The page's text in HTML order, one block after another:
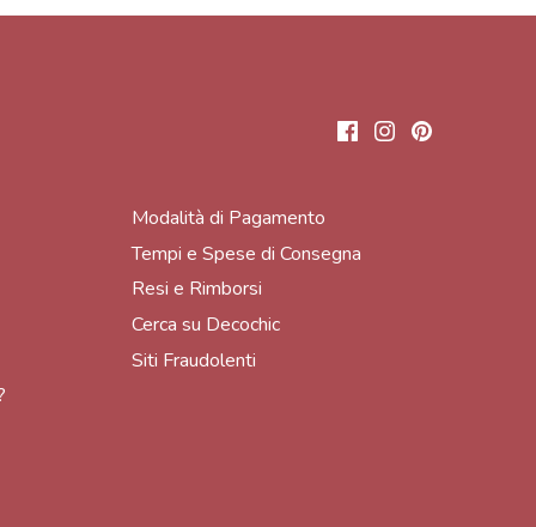
Modalità di Pagamento
Tempi e Spese di Consegna
Resi e Rimborsi
Cerca su Decochic
Siti Fraudolenti